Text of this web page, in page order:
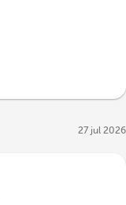
27 jul 2026